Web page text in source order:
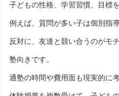
子どもの性格、学習習慣、目標
例えば、質問が多い子は個別指
反対に、友達と競い合うのがモ
塾向きです。
通塾の時間や費用面も現実的に